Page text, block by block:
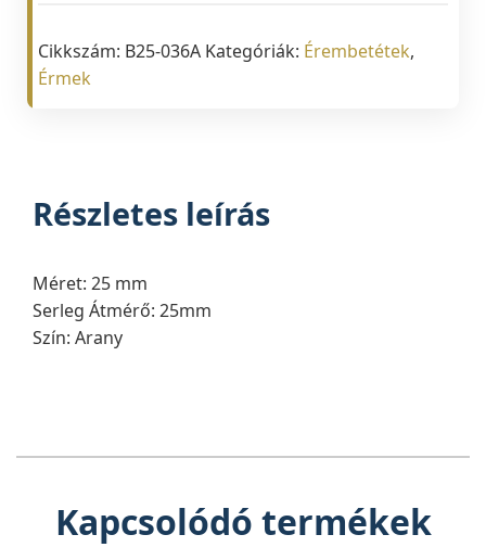
-
Asztalitenisz
Cikkszám: B25-036A Kategóriák: Érembetétek,
Érmek
Részletes leírás
Méret: 25 mm
Serleg Átmérő: 25mm
Szín: Arany
Kapcsolódó termékek